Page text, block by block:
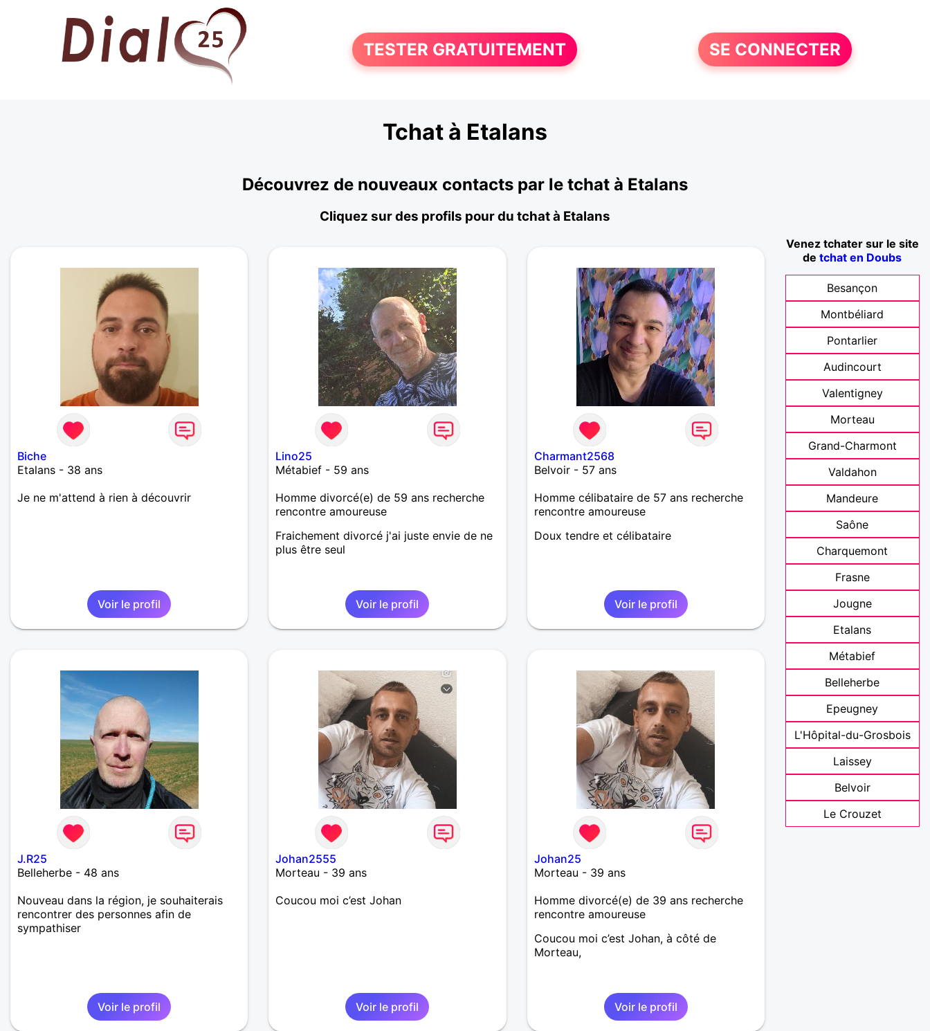
TESTER GRATUITEMENT SE CONNECTER
Tchat à Etalans
Découvrez de nouveaux contacts par le tchat à Etalans
Cliquez sur des profils pour du tchat à Etalans
Biche
Etalans - 38 ans
Je ne m'attend à rien à découvrir
Voir le profil
Lino25
Métabief - 59 ans
Homme divorcé(e) de 59 ans recherche
rencontre amoureuse
Fraichement divorcé j'ai juste envie de ne
plus être seul
Voir le profil
Charmant2568
Belvoir - 57 ans
Homme célibataire de 57 ans recherche
rencontre amoureuse
Doux tendre et célibataire
Voir le profil
J.R25
Belleherbe - 48 ans
Nouveau dans la région, je souhaiterais
rencontrer des personnes afin de
sympathiser
Voir le profil
Johan2555
Morteau - 39 ans
Coucou moi c’est Johan
Voir le profil
Johan25
Morteau - 39 ans
Homme divorcé(e) de 39 ans recherche
rencontre amoureuse
Coucou moi c’est Johan, à côté de
Morteau,
Voir le profil
Venez tchater sur le site
detchat en Doubs
Besançon
Montbéliard
Pontarlier
Audincourt
Valentigney
Morteau
Grand-Charmont
Valdahon
Mandeure
Saône
Charquemont
Frasne
Jougne
Etalans
Métabief
Belleherbe
Epeugney
L'Hôpital-du-Grosbois
Laissey
Belvoir
Le Crouzet